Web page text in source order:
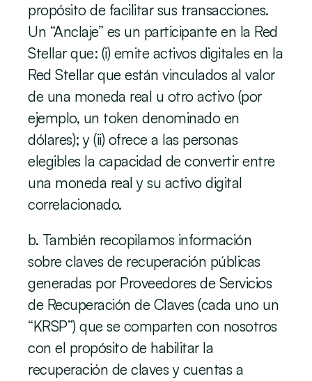
propósito de facilitar sus transacciones.
Un “Anclaje” es un participante en la Red
Stellar que: (i) emite activos digitales en la
Red Stellar que están vinculados al valor
de una moneda real u otro activo (por
ejemplo, un token denominado en
dólares); y (ii) ofrece a las personas
elegibles la capacidad de convertir entre
una moneda real y su activo digital
correlacionado.
b. También recopilamos información
sobre claves de recuperación públicas
generadas por Proveedores de Servicios
de Recuperación de Claves (cada uno un
“KRSP”) que se comparten con nosotros
con el propósito de habilitar la
recuperación de claves y cuentas a